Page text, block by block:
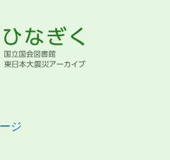
ジ